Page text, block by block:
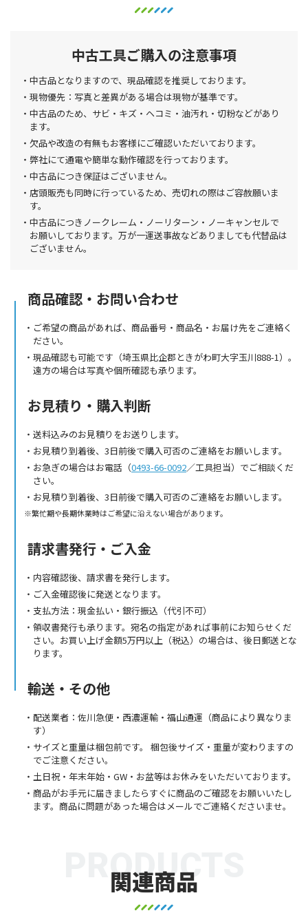
中古工具ご購入の注意事項
中古品となりますので、現品確認を推奨しております。
現物優先：写真と差異がある場合は現物が基準です。
中古品のため、サビ・キズ・ヘコミ・油汚れ・切粉などがあり
ます。
欠品や改造の有無もお客様にご確認いただいております。
弊社にて通電や簡単な動作確認を行っております。
中古品につき保証はございません。
店頭販売も同時に行っているため、売切れの際はご容赦願いま
す。
中古品につきノークレーム・ノーリターン・ノーキャンセルで
お願いしております。万が一運送事故などありましても代替品は
ございません。
商品確認・お問い合わせ
ご希望の商品があれば、商品番号・商品名・お届け先をご連絡く
ださい。
現品確認も可能です（埼玉県比企郡ときがわ町大字玉川888-1）。
遠方の場合は写真や個所確認も承ります。
お見積り・購入判断
送料込みのお見積りをお送りします。
お見積り到着後、3日前後で購入可否のご連絡をお願いします。
お急ぎの場合はお電話（0493-66-0092／工具担当）でご相談くだ
さい。
お見積り到着後、3日前後で購入可否のご連絡をお願いします。
繁忙期や長期休業時はご希望に沿えない場合があります。
請求書発行・ご入金
内容確認後、請求書を発行します。
ご入金確認後に発送となります。
支払方法：現金払い・銀行振込（代引不可）
領収書発行も承ります。宛名の指定があれば事前にお知らせくだ
さい。お買い上げ金額5万円以上（税込）の場合は、後日郵送とな
ります。
輸送・その他
配送業者：佐川急便・西濃運輸・福山通運（商品により異なりま
す）
サイズと重量は梱包前です。 梱包後サイズ・重量が変わりますの
でご注意ください。
土日祝・年末年始・GW・お盆等はお休みをいただいております。
商品がお手元に届きましたらすぐに商品のご確認をお願いいたし
ます。商品に問題があった場合はメールでご連絡くださいませ。
関連商品
PRODUCTS